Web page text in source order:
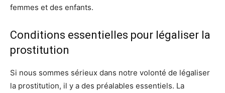
femmes et des enfants.
Conditions essentielles pour légaliser la
prostitution
Si nous sommes sérieux dans notre volonté de légaliser
la prostitution, il y a des préalables essentiels. La